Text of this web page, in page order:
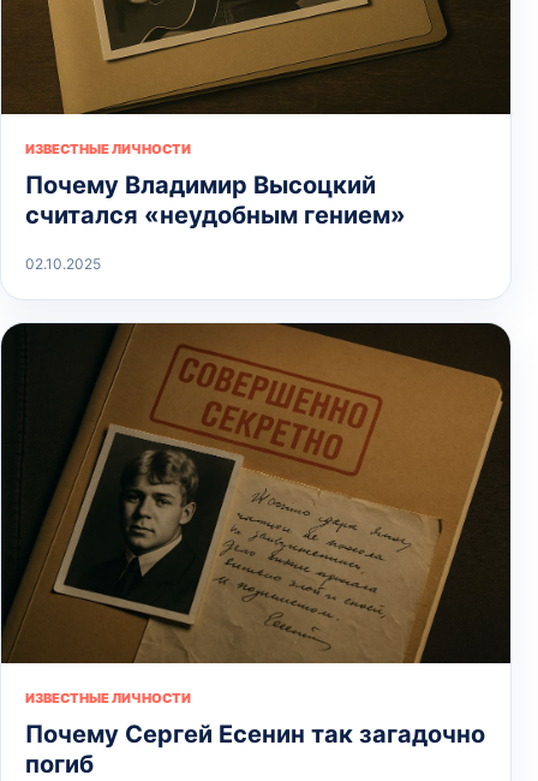
ИЗВЕСТНЫЕ ЛИЧНОСТИ
Почему Владимир Высоцкий
считался «неудобным гением»
02.10.2025
ИЗВЕСТНЫЕ ЛИЧНОСТИ
Почему Сергей Есенин так загадочно
погиб